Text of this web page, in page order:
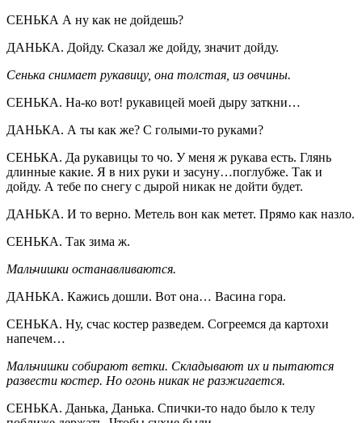
СЕНЬКА А ну как не дойдешь?
ДАНЬКА. Дойду. Сказал же дойду, значит дойду.
Сенька снимает рукавицу, она толстая, из овчины.
СЕНЬКА. На-ко вот! рукавицей моей дыру заткни…
ДАНЬКА. А ты как же? С голыми-то руками?
СЕНЬКА. Да рукавицы то чо. У меня ж рукава есть. Глянь
длинные какие. Я в них руки и засуну…поглубже. Так и
дойду. А тебе по снегу с дырой никак не дойти будет.
ДАНЬКА. И то верно. Метель вон как метет. Прямо как назло.
СЕНЬКА. Так зима ж.
Мальчишки останавливаются.
ДАНЬКА. Кажись дошли. Вот она… Васина гора.
СЕНЬКА. Ну, счас костер разведем. Согреемся да картохи
напечем…
Мальчишки собирают ветки. Складывают их и пытаются
развести костер. Но огонь никак не разжигается.
СЕНЬКА. Данька, Данька. Спички-то надо было к телу